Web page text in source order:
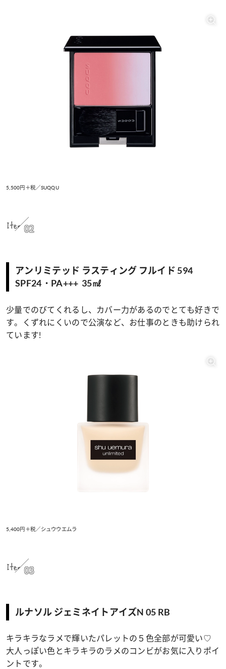
5,500円＋税／SUQQU
Item 02
アンリミテッド ラスティング フルイド 594
SPF24・PA+++ 35㎖
少量でのびてくれるし、カバー力があるのでとても好きで
す。くずれにくいので公演など、お仕事のときも助けられ
ています!
5,400円＋税／シュウウエムラ
Item 03
ルナソル ジェミネイトアイズN 05 RB
キラキラなラメで輝いたパレットの５色全部が可愛い♡
大人っぽい色とキラキラのラメのコンビがお気に入りポイ
ントです。